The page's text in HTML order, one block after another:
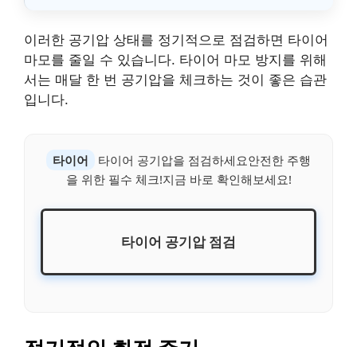
이러한 공기압 상태를 정기적으로 점검하면 타이어
마모를 줄일 수 있습니다. 타이어 마모 방지를 위해
서는 매달 한 번 공기압을 체크하는 것이 좋은 습관
입니다.
타이어
타이어 공기압을 점검하세요안전한 주행
을 위한 필수 체크!지금 바로 확인해보세요!
타이어 공기압 점검